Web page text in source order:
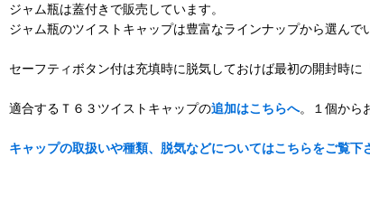
ジャム瓶は蓋付きで販売しています。
ジャム瓶のツイストキャップは豊富なラインナップから選んで
セーフティボタン付は充填時に脱気しておけば最初の開封時に
適合するＴ６３ツイストキャップの追加はこちらへ。１個から
キャップの取扱いや種類、脱気などについてはこちらをご覧下